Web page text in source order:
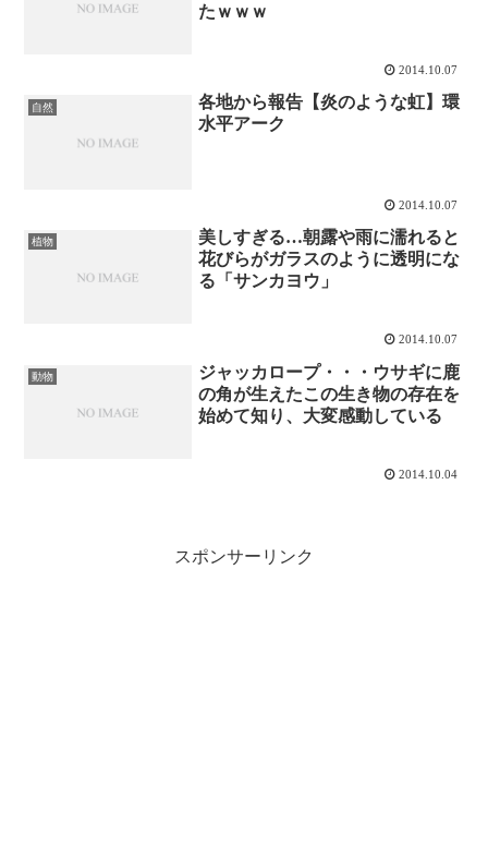
たｗｗｗ
2014.10.07
自然
各地から報告【炎のような虹】環
水平アーク
2014.10.07
植物
美しすぎる…朝露や雨に濡れると
花びらがガラスのように透明にな
る「サンカヨウ」
2014.10.07
動物
ジャッカロープ・・・ウサギに鹿
の角が生えたこの生き物の存在を
始めて知り、大変感動している
2014.10.04
スポンサーリンク